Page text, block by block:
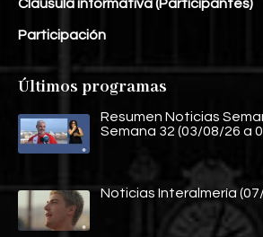
Clausula informativa (Participantes)
Participación
Últimos programas
Resumen Noticias
Semana 32 (03/08/26 a
Noticias Interalmería